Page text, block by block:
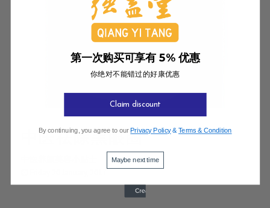
中医祛除黑眼圈
第一次购买可享有 5% 优惠
你绝对不能错过的好康优惠
Claim discount
By continuing, you agree to our Privacy Policy&Terms & Condition
Maybe next time